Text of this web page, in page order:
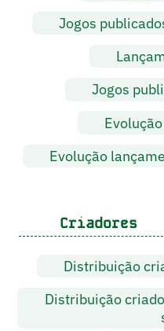
Jogos
Jogos
Evolução
Criadores
Distribuição
Distribuição